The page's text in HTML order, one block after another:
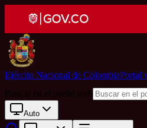
Ejército Nacional de ColombiaPortal
Buscar en el portal web
Auto